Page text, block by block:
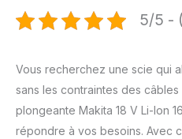
5/5 -
Vous recherchez une scie qui
sans les contraintes des câbles
plongeante Makita 18 V Li-Ion
répondre à vos besoins. Avec